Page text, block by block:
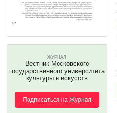
ЖУРНАЛ
Вестник Московского
государственного университета
культуры и искусств
Подписаться на Журнал